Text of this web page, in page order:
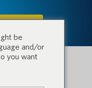
SHOP
be
and/or
you want